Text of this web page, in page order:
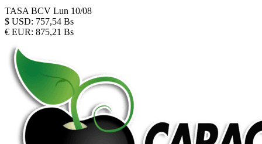
TASA BCV Lun 10/08
$ USD: 757,54 Bs
€ EUR: 875,21 Bs